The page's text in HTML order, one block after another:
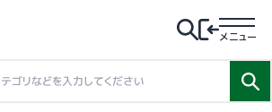
メニュー